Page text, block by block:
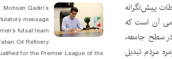
پیش‌نگرانه
آن است که
سطح جامعه،
مردم تبدیل
Mohsen Qadiri’s
message
futsal team
Oil Refinery
for the Premier League of the